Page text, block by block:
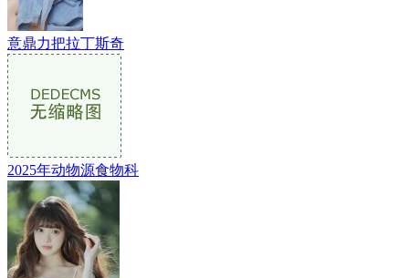
意鼎力把拉丁斯奇
2025年动物源食物科